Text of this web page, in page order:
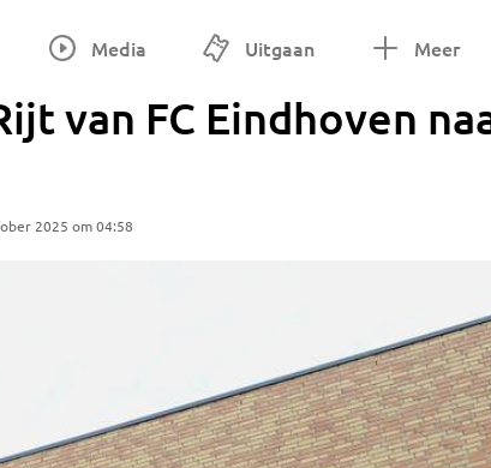
Media Uitgaan Meer
van FC Eindhoven
2025 om 04:58